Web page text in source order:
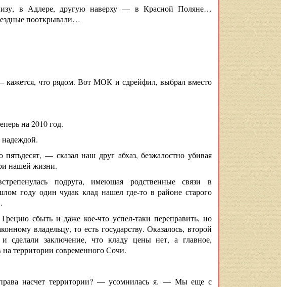
в Адлере, другую наверху — в Красной Поляне…
пооткрывали…
что рядом. Вот МОК и сдрейфил, выбрал вместо
на 2010 год.
— сказал наш друг абхаз, безжалостно убивая
нашей жизни.
подруга, имеющая родственные связи в
году один чудак клад нашел где-то в районе старого
сбыть и даже кое-что успел-таки переправить, но
владельцу, то есть государству. Оказалось, второй
заключение, что кладу цены нет, а главное,
территории современного Сочи.
насчет территории? — усомнилась я. — Мы еще с